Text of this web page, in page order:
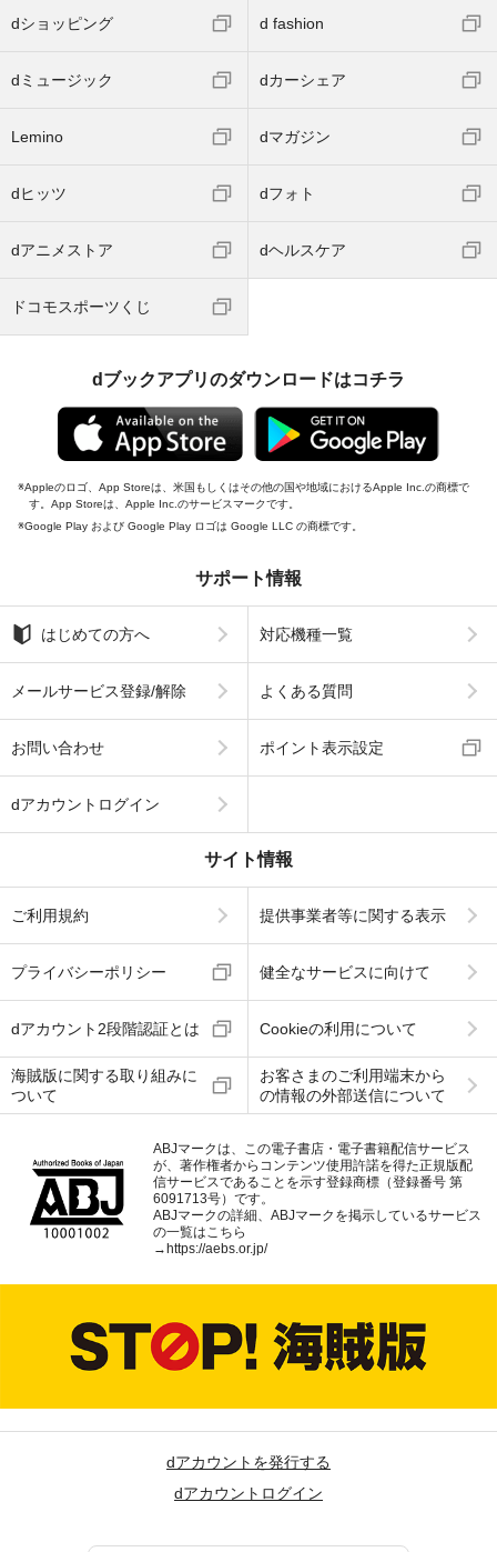
dショッピング d fashion
dミュージック dカーシェア
Lemino dマガジン
dヒッツ dフォト
dアニメストア dヘルスケア
ドコモスポーツくじ
dブックアプリのダウンロードはコチラ
Appleのロゴ、App Storeは、米国もしくはその他の国や地域におけるApple Inc.の商標で
す。App Storeは、Apple Inc.のサービスマークです。
Google Play および Google Play ロゴは Google LLC の商標です。
サポート情報
はじめての方へ 対応機種一覧
メールサービス登録/解除 よくある質問
お問い合わせ ポイント表示設定
dアカウントログイン
サイト情報
ご利用規約 提供事業者等に関する表示
プライバシーポリシー 健全なサービスに向けて
dアカウント2段階認証とは Cookieの利用について
海賊版に関する取り組みに
ついて
お客さまのご利用端末から
の情報の外部送信について
ABJマークは、この電子書店・電子書籍配信サービス
が、著作権者からコンテンツ使用許諾を得た正規版配
信サービスであることを示す登録商標（登録番号 第
6091713号）です。
ABJマークの詳細、ABJマークを掲示しているサービス
の一覧はこちら
→ https://aebs.or.jp/
dアカウントを発行する
dアカウントログイン